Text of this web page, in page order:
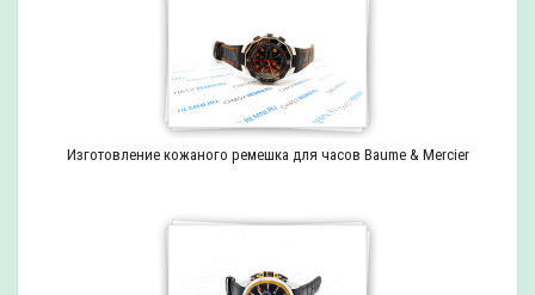
Изготовление кожаного ремешка для часов Baume & Mercier